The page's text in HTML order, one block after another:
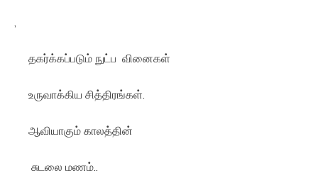
,
தகர்க்கப்படும் நுட்ப வினைகள்
உருவாக்கிய சித்திரங்கள்.
ஆவியாகும் காலத்தின்
சுடலை மணம்..